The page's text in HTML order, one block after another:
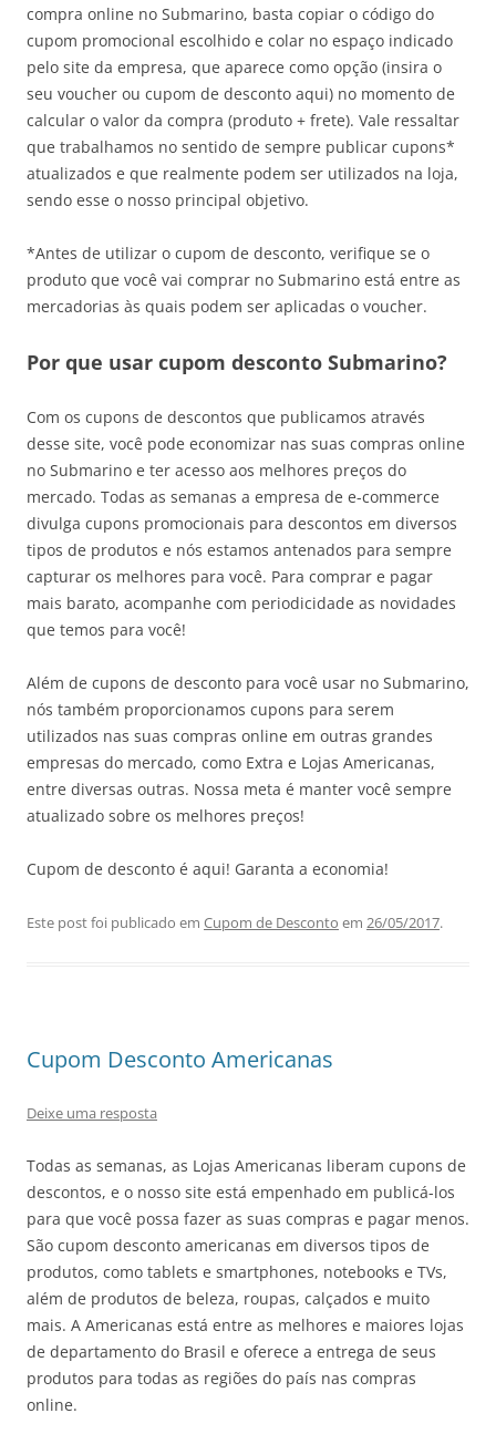
compra online no Submarino, basta copiar o código do
cupom promocional escolhido e colar no espaço indicado
pelo site da empresa, que aparece como opção (insira o
seu voucher ou cupom de desconto aqui) no momento de
calcular o valor da compra (produto + frete). Vale ressaltar
que trabalhamos no sentido de sempre publicar cupons*
atualizados e que realmente podem ser utilizados na loja,
sendo esse o nosso principal objetivo.
*Antes de utilizar o cupom de desconto, verifique se o
produto que você vai comprar no Submarino está entre as
mercadorias às quais podem ser aplicadas o voucher.
Por que usar cupom desconto Submarino?
Com os cupons de descontos que publicamos através
desse site, você pode economizar nas suas compras online
no Submarino e ter acesso aos melhores preços do
mercado. Todas as semanas a empresa de e-commerce
divulga cupons promocionais para descontos em diversos
tipos de produtos e nós estamos antenados para sempre
capturar os melhores para você. Para comprar e pagar
mais barato, acompanhe com periodicidade as novidades
que temos para você!
Além de cupons de desconto para você usar no Submarino,
nós também proporcionamos cupons para serem
utilizados nas suas compras online em outras grandes
empresas do mercado, como Extra e Lojas Americanas,
entre diversas outras. Nossa meta é manter você sempre
atualizado sobre os melhores preços!
Cupom de desconto é aqui! Garanta a economia!
Este post foi publicado em Cupom de Desconto em 26/05/2017.
Cupom Desconto Americanas
Deixe uma resposta
Todas as semanas, as Lojas Americanas liberam cupons de
descontos, e o nosso site está empenhado em publicá-los
para que você possa fazer as suas compras e pagar menos.
São cupom desconto americanas em diversos tipos de
produtos, como tablets e smartphones, notebooks e TVs,
além de produtos de beleza, roupas, calçados e muito
mais. A Americanas está entre as melhores e maiores lojas
de departamento do Brasil e oferece a entrega de seus
produtos para todas as regiões do país nas compras
online.